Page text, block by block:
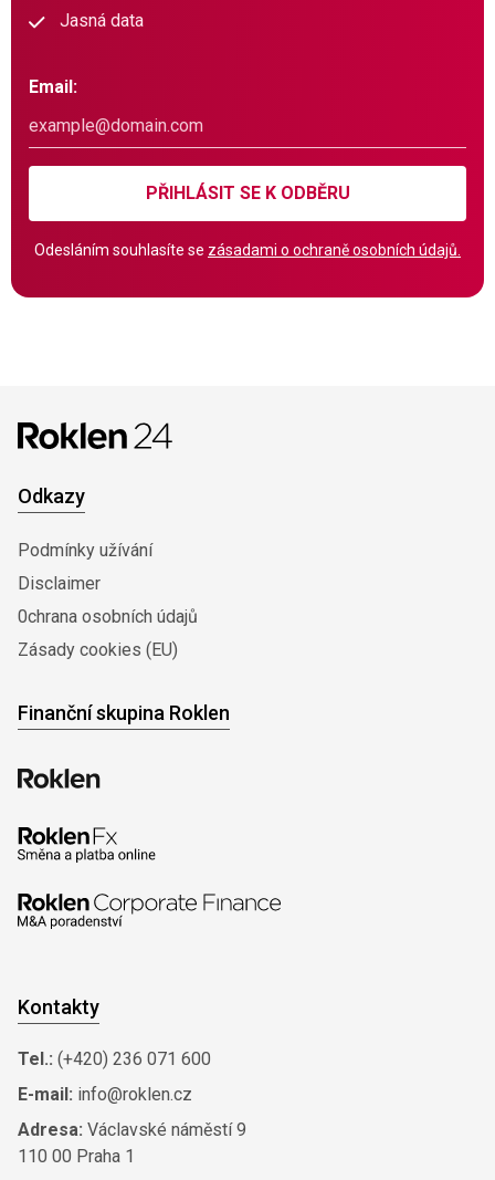
Jasná data
Email:
PŘIHLÁSIT SE K ODBĚRU
Odesláním souhlasíte se zásadami o ochraně osobních údajů.
Odkazy
Podmínky užívání
Disclaimer
0chrana osobních údajů
Zásady cookies (EU)
Finanční skupina Roklen
Kontakty
Tel.: (+420) 236 071 600
E-mail: info@roklen.cz
Adresa: Václavské náměstí 9
110 00 Praha 1